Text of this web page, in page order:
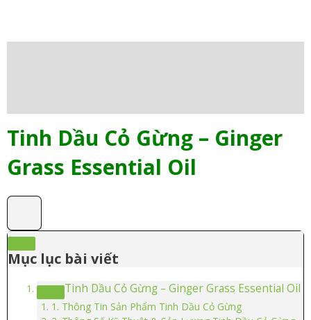
Tinh Dầu Cỏ Gừng – Ginger
Grass Essential Oil
Mục lục bài viết
Tinh Dầu Cỏ Gừng – Ginger Grass Essential Oil
1. Thông Tin Sản Phẩm Tinh Dầu Cỏ Gừng